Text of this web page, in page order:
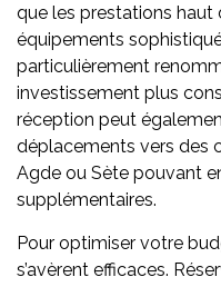
que les prestations
équipements
particulièrement
investissement plus
réception peut
déplacements vers des
Agde ou Sète pouvant
supplémentaires.
Pour optimiser votre
s’avèrent efficaces.